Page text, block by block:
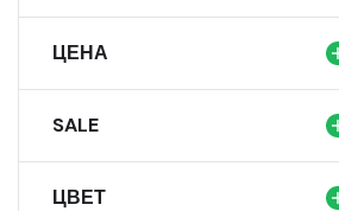
ЦЕНА
SALE
ЦВЕТ